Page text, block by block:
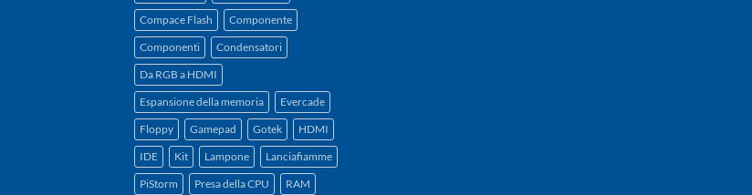
Compace Flash Componente
Componenti Condensatori
Da RGB a HDMI
Espansione della memoria Evercade
Floppy Gamepad Gotek HDMI
IDE Kit Lampone Lanciafiamme
PiStorm Presa della CPU RAM